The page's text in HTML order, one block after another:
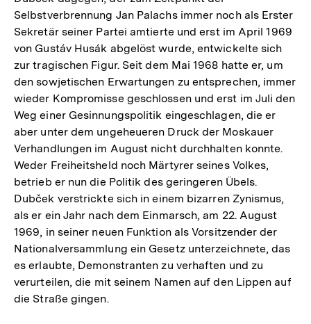
Fußnote
Selbstverbrennung Jan Palachs immer noch als Erster
Sekretär seiner Partei amtierte und erst im April 1969
von Gustáv Husák abgelöst wurde, entwickelte sich
zur tragischen Figur. Seit dem Mai 1968 hatte er, um
den sowjetischen Erwartungen zu entsprechen, immer
wieder Kompromisse geschlossen und erst im Juli den
Weg einer Gesinnungspolitik eingeschlagen, die er
aber unter dem ungeheueren Druck der Moskauer
Verhandlungen im August nicht durchhalten konnte.
Weder Freiheitsheld noch Märtyrer seines Volkes,
betrieb er nun die Politik des geringeren Übels.
Dubček verstrickte sich in einem bizarren Zynismus,
als er ein Jahr nach dem Einmarsch, am 22. August
1969, in seiner neuen Funktion als Vorsitzender der
Nationalversammlung ein Gesetz unterzeichnete, das
es erlaubte, Demonstranten zu verhaften und zu
verurteilen, die mit seinem Namen auf den Lippen auf
die Straße gingen.